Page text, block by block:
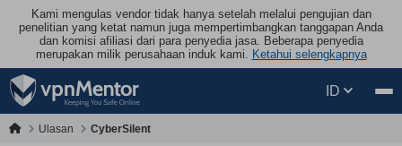
Kami mengulas vendor tidak hanya setelah melalui pengujian dan
penelitian yang ketat namun juga mempertimbangkan tanggapan Anda
dan komisi afiliasi dari para penyedia jasa. Beberapa penyedia
merupakan milik perusahaan induk kami. Ketahui selengkapnya
ID
Ulasan CyberSilent